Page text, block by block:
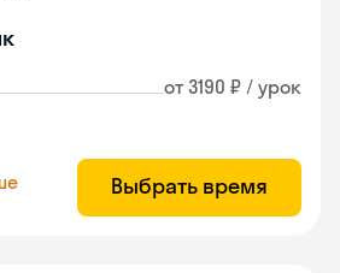
от 3190 ₽ / урок
Выбрать время